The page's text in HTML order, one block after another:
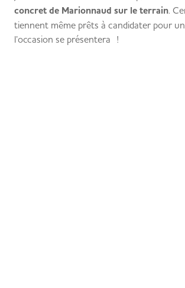
concret de Marionnaud sur le terrain.
tiennent même prêts à candidater pour
l’occasion se présentera !